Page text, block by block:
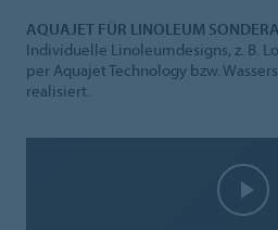
AQUAJET FÜR LINOLEUM
Individuelle Linoleumdesigns, z. B.
per Aquajet Technology bzw.
realisiert.